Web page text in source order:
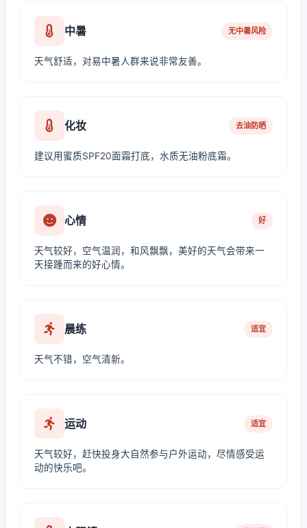
中暑 无中暑风险
天气舒适，对易中暑人群来说非常友善。
化妆 去油防晒
建议用蜜质SPF20面霜打底，水质无油粉底霜。
心情 好
天气较好，空气温润，和风飘飘，美好的天气会带来一
天接踵而来的好心情。
晨练 适宜
天气不错，空气清新。
运动 适宜
天气较好，赶快投身大自然参与户外运动，尽情感受运
动的快乐吧。